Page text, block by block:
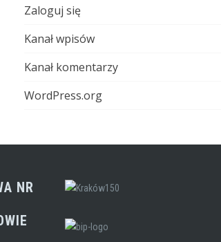
Zaloguj się
Kanał wpisów
Kanał komentarzy
WordPress.org
NR